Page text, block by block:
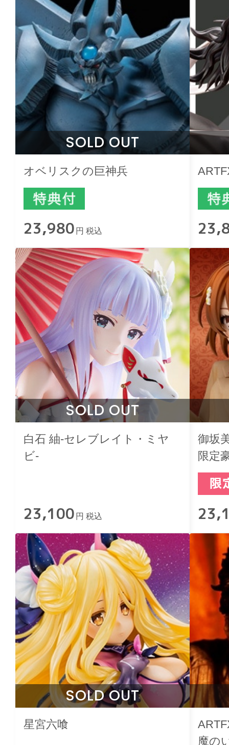
SOLD OUT
オベリスクの巨神兵
23,980 円 税込
SOLD OUT
白石 紬-セレブレイト・ミヤ
ビ-
23,100 円 税込
御坂
限定
SOLD OUT
星宮六喰
魔の